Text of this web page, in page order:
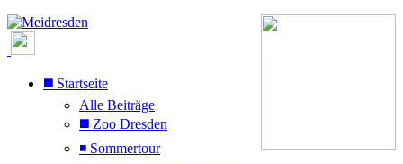
◼️ Startseite
Alle Beiträge
◼️ Zoo Dresden
◾ Sommertour